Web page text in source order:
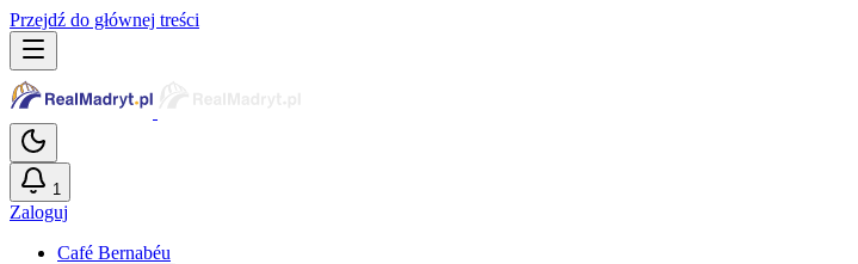
Przejdź do głównej treści
1
Zaloguj
Café Bernabéu